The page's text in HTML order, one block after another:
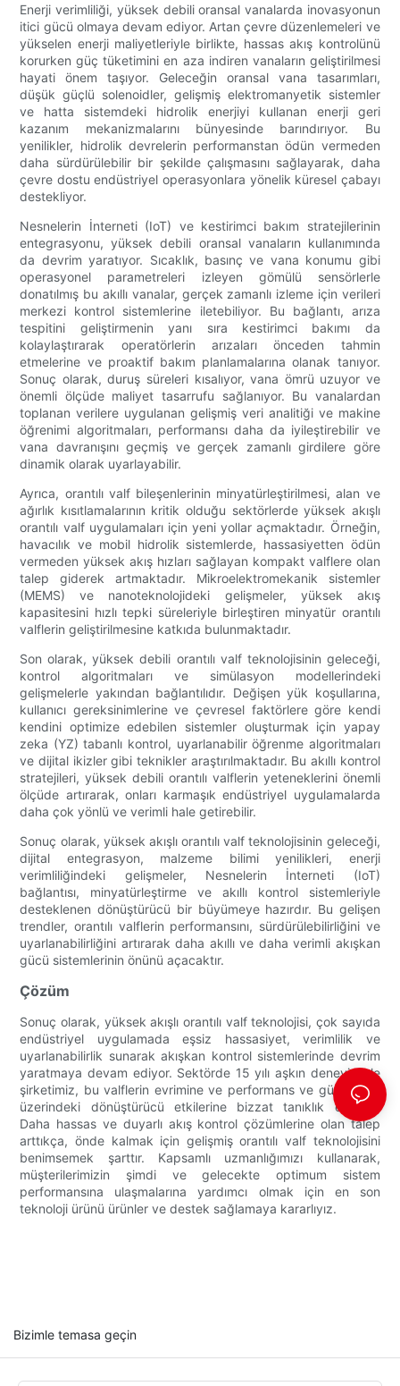
Enerji verimliliği, yüksek debili oransal vanalarda inovasyonun
itici gücü olmaya devam ediyor. Artan çevre düzenlemeleri ve
yükselen enerji maliyetleriyle birlikte, hassas akış kontrolünü
korurken güç tüketimini en aza indiren vanaların geliştirilmesi
hayati önem taşıyor. Geleceğin oransal vana tasarımları,
düşük güçlü solenoidler, gelişmiş elektromanyetik sistemler
ve hatta sistemdeki hidrolik enerjiyi kullanan enerji geri
kazanım mekanizmalarını bünyesinde barındırıyor. Bu
yenilikler, hidrolik devrelerin performanstan ödün vermeden
daha sürdürülebilir bir şekilde çalışmasını sağlayarak, daha
çevre dostu endüstriyel operasyonlara yönelik küresel çabayı
destekliyor.
Nesnelerin İnterneti (IoT) ve kestirimci bakım stratejilerinin
entegrasyonu, yüksek debili oransal vanaların kullanımında
da devrim yaratıyor. Sıcaklık, basınç ve vana konumu gibi
operasyonel parametreleri izleyen gömülü sensörlerle
donatılmış bu akıllı vanalar, gerçek zamanlı izleme için verileri
merkezi kontrol sistemlerine iletebiliyor. Bu bağlantı, arıza
tespitini geliştirmenin yanı sıra kestirimci bakımı da
kolaylaştırarak operatörlerin arızaları önceden tahmin
etmelerine ve proaktif bakım planlamalarına olanak tanıyor.
Sonuç olarak, duruş süreleri kısalıyor, vana ömrü uzuyor ve
önemli ölçüde maliyet tasarrufu sağlanıyor. Bu vanalardan
toplanan verilere uygulanan gelişmiş veri analitiği ve makine
öğrenimi algoritmaları, performansı daha da iyileştirebilir ve
vana davranışını geçmiş ve gerçek zamanlı girdilere göre
dinamik olarak uyarlayabilir.
Ayrıca, orantılı valf bileşenlerinin minyatürleştirilmesi, alan ve
ağırlık kısıtlamalarının kritik olduğu sektörlerde yüksek akışlı
orantılı valf uygulamaları için yeni yollar açmaktadır. Örneğin,
havacılık ve mobil hidrolik sistemlerde, hassasiyetten ödün
vermeden yüksek akış hızları sağlayan kompakt valflere olan
talep giderek artmaktadır. Mikroelektromekanik sistemler
(MEMS) ve nanoteknolojideki gelişmeler, yüksek akış
kapasitesini hızlı tepki süreleriyle birleştiren minyatür orantılı
valflerin geliştirilmesine katkıda bulunmaktadır.
Son olarak, yüksek debili orantılı valf teknolojisinin geleceği,
kontrol algoritmaları ve simülasyon modellerindeki
gelişmelerle yakından bağlantılıdır. Değişen yük koşullarına,
kullanıcı gereksinimlerine ve çevresel faktörlere göre kendi
kendini optimize edebilen sistemler oluşturmak için yapay
zeka (YZ) tabanlı kontrol, uyarlanabilir öğrenme algoritmaları
ve dijital ikizler gibi teknikler araştırılmaktadır. Bu akıllı kontrol
stratejileri, yüksek debili orantılı valflerin yeteneklerini önemli
ölçüde artırarak, onları karmaşık endüstriyel uygulamalarda
daha çok yönlü ve verimli hale getirebilir.
Sonuç olarak, yüksek akışlı orantılı valf teknolojisinin geleceği,
dijital entegrasyon, malzeme bilimi yenilikleri, enerji
verimliliğindeki gelişmeler, Nesnelerin İnterneti (IoT)
bağlantısı, minyatürleştirme ve akıllı kontrol sistemleriyle
desteklenen dönüştürücü bir büyümeye hazırdır. Bu gelişen
trendler, orantılı valflerin performansını, sürdürülebilirliğini ve
uyarlanabilirliğini artırarak daha akıllı ve daha verimli akışkan
gücü sistemlerinin önünü açacaktır.
Çözüm
Sonuç olarak, yüksek akışlı orantılı valf teknolojisi, çok sayıda
endüstriyel uygulamada eşsiz hassasiyet, verimlilik ve
uyarlanabilirlik sunarak akışkan kontrol sistemlerinde devrim
yaratmaya devam ediyor. Sektörde 15 yılı aşkın deneyimiyle
şirketimiz, bu valflerin evrimine ve performans ve güvenilirlik
üzerindeki dönüştürücü etkilerine bizzat tanıklık etmiştir.
Daha hassas ve duyarlı akış kontrol çözümlerine olan talep
arttıkça, önde kalmak için gelişmiş orantılı valf teknolojisini
benimsemek şarttır. Kapsamlı uzmanlığımızı kullanarak,
müşterilerimizin şimdi ve gelecekte optimum sistem
performansına ulaşmalarına yardımcı olmak için en son
teknoloji ürünü ürünler ve destek sağlamaya kararlıyız.
Bizimle temasa geçin